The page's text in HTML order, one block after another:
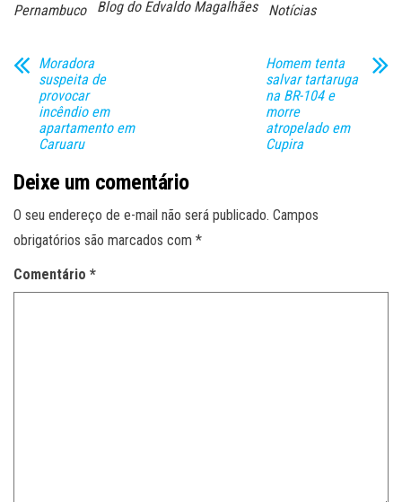
Pernambuco
Blog do Edvaldo Magalhães Notícias
Moradora
suspeita de
provocar
incêndio em
apartamento em
Caruaru
Homem tenta
salvar tartaruga
na BR-104 e
morre
atropelado em
Cupira
Deixe um comentário
O seu endereço de e-mail não será publicado. Campos
obrigatórios são marcados com *
Comentário *